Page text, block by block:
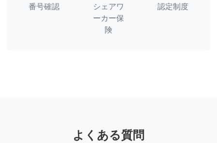
番号確認
シェアワ
ーカー保
険
認定制度
よくある質問